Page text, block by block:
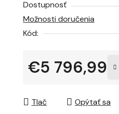
produktu
je
0,0
hviezdičiek.
Dostupnosť
Možnosti doručenia
Kód:
€5 796,99
Tlač Opýtať sa